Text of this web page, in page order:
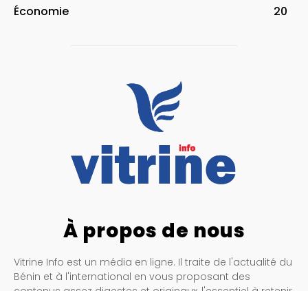
Économie
20
À propos de nous
Vitrine Info est un média en ligne. Il traite de l'actualité du
Bénin et à l'international en vous proposant des